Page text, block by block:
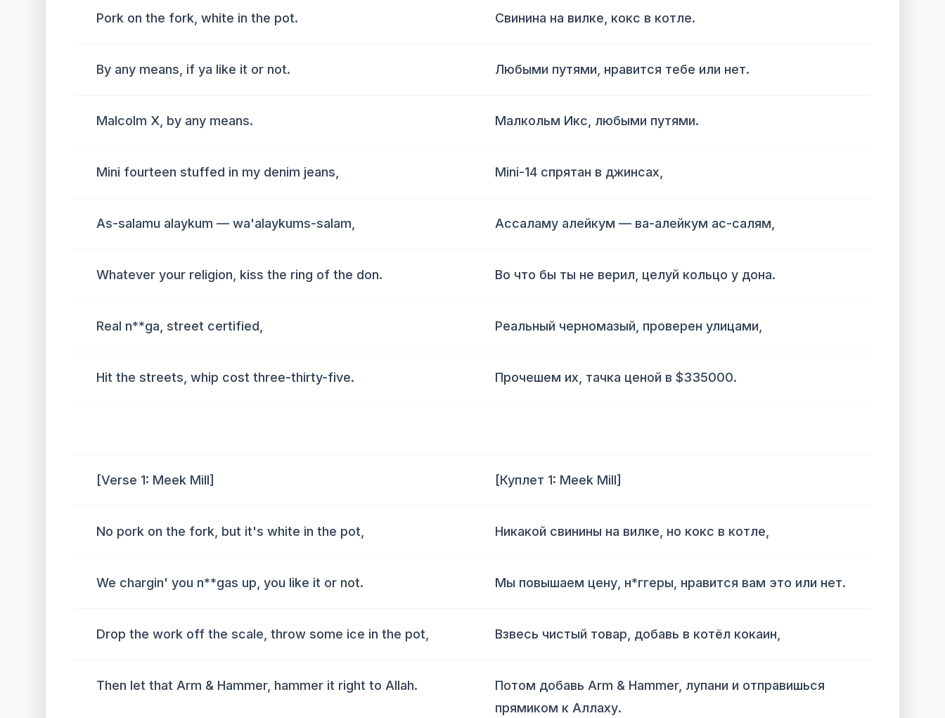
Pork on the fork, white in the pot. Свинина на вилке, кокс в котле.
By any means, if ya like it or not. Любыми путями, нравится тебе или нет.
Malcolm X, by any means. Малкольм Икс, любыми путями.
Mini fourteen stuffed in my denim jeans, Mini-14 спрятан в джинсax,
As-salamu alaykum — wa'alaykums-salam, Ассаламу алейкум — ва-алейкум ас-салям,
Whatever your religion, kiss the ring of the don. Во что бы ты не верил, целуй кольцо у дона.
Real n**ga, street certified, Реальный черномазый, проверен улицами,
Hit the streets, whip cost three-thirty-five. Прочешем их, тачка ценой в $335000.
[Verse 1: Meek Mill] [Куплет 1: Meek Mill]
No pork on the fork, but it's white in the pot, Никакой свинины на вилке, но кокс в котле,
We chargin' you n**gas up, you like it or not. Мы повышаем цену, н*ггеры, нравится вам это или нет.
Drop the work off the scale, throw some ice in the pot, Взвесь чистый товар, добавь в котёл кокаин,
Then let that Arm & Hammer, hammer it right to Allah.
Потом добавь Arm & Hammer, лупани и отправишься
прямиком к Аллаху.